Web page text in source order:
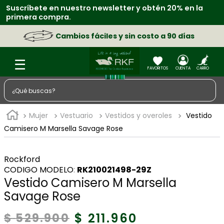
Suscríbete en nuestro newsletter y obtén 20% en la
primera compra.
Cambios fáciles y sin costo a 90 días
¿Qué buscas?
Mujer Vestuario Vestidos y overoles
Vestido
Camisero M Marsella Savage Rose
Rockford
: RK210021498-29Z
Vestido Camisero M Marsella
Savage Rose
$ 529.900 $ 211.960
TÉRMINOS MÁS BUSCADOS
1.
zapatos
3.
chaquetas
4.
camisa
5.
medias
6
morral